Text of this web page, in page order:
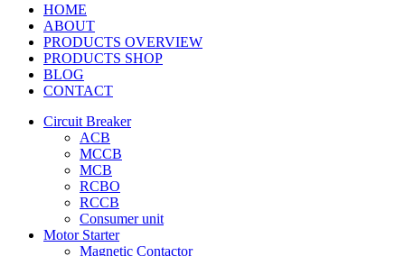
HOME
ABOUT
PRODUCTS OVERVIEW
PRODUCTS SHOP
BLOG
CONTACT
Circuit Breaker
ACB
MCCB
MCB
RCBO
RCCB
Consumer unit
Motor Starter
Magnetic Contactor